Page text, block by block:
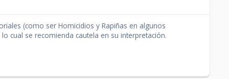
(como ser Homicidios y Rapiñas en algunos
cual se recomienda cautela en su interpretación.